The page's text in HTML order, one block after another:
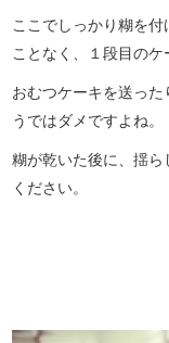
ここでしっかり糊を
ことなく、１段目のケ
おむつケーキを送っ
うではダメですよね。
糊が乾いた後に、揺
ください。